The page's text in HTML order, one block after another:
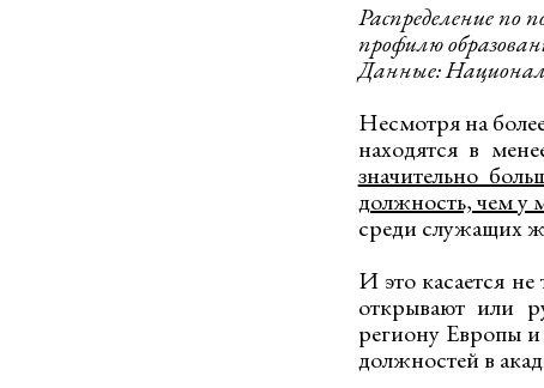
Распределение по
профилю
Данные:
Несмотря на
находятся в
значительно
должность, чем у
среди служащих
И это касается
открывают или
региону Европы
должностей в